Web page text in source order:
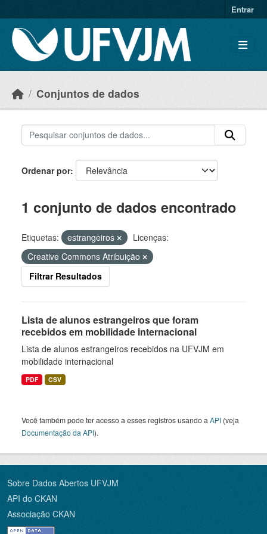
Entrar
Conjuntos de dados
Ordenar por
1 conjunto de dados encontrado
Etiquetas: estrangeiros
Licenças:
Creative Commons Atribuição
Filtrar Resultados
Lista de alunos estrangeiros que foram
recebidos em mobilidade internacional
Lista de alunos estrangeiros recebidos na UFVJM em
mobilidade internacional
PDF CSV
Você também pode ter acesso a esses registros usando a API (veja
Documentação da API).
Sobre Dados Abertos UFVJM
API do CKAN
Associação CKAN